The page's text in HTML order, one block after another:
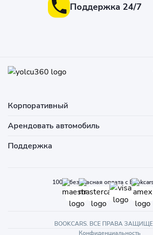
Поддержка 24/7
Корпоративный
Арендовать автомобиль
Поддержка
100% безопасная оплата с
BOOKCARS. ВСЕ ПРАВА
Конфиденциальность